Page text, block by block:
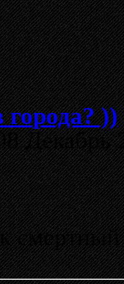
))
Декабрь